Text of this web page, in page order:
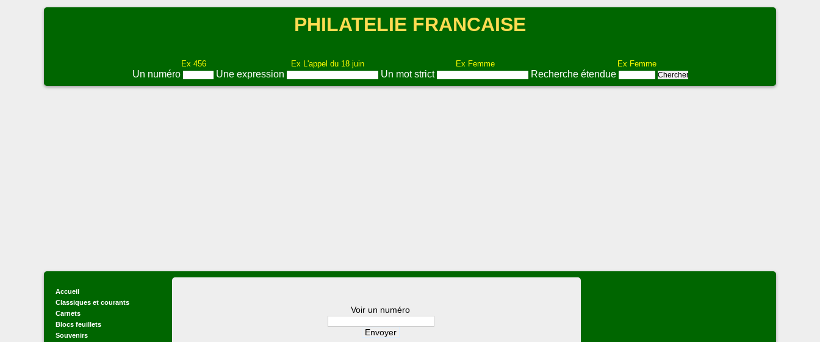
PHILATELIE FRANCAISE
Ex 456 Ex L'appel du 18 juin Ex Femme Ex Femme
Un numéro Une expression Un mot strict Recherche étendue
Accueil
Classiques et courants
Carnets
Blocs feuillets
Souvenirs
Voir un numéro